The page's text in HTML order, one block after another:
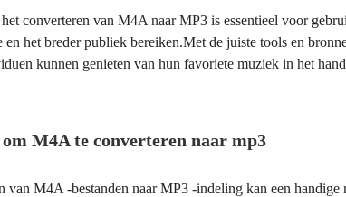
converteren van M4A naar MP3 is essentieel voor
en het breder publiek bereiken.Met de juiste tools en
kunnen genieten van hun favoriete muziek in het
om M4A te converteren naar mp3
van M4A -bestanden naar MP3 -indeling kan een